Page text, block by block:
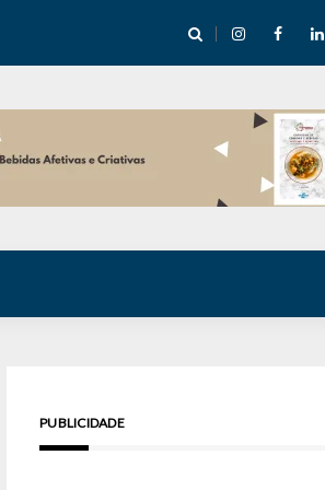
abre mentoria de storytelling com 10 vagas
PUBLICIDADE